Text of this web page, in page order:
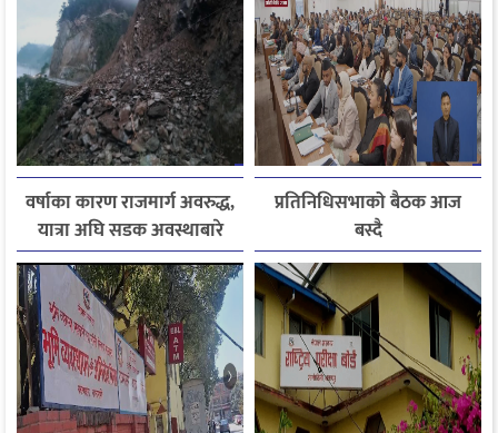
वर्षाका कारण राजमार्ग अवरुद्ध,
यात्रा अघि सडक अवस्थाबारे
जानकारी लिन आग्रह
प्रतिनिधिसभाको बैठक आज
बस्दै